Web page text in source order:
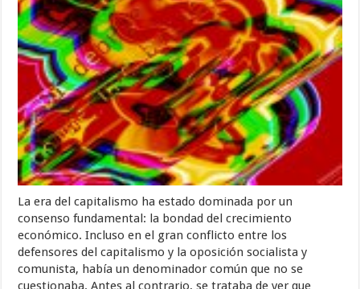
La era del capitalismo ha estado dominada por un
consenso fundamental: la bondad del crecimiento
económico. Incluso en el gran conflicto entre los
defensores del capitalismo y la oposición socialista y
comunista, había un denominador común que no se
cuestionaba. Antes al contrario, se trataba de ver que